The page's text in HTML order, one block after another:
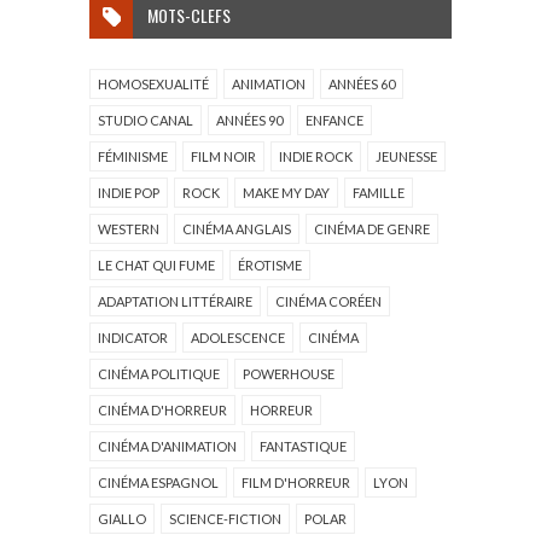
MOTS-CLEFS
HOMOSEXUALITÉ ANIMATION ANNÉES 60
STUDIO CANAL ANNÉES 90 ENFANCE
FÉMINISME FILM NOIR INDIE ROCK JEUNESSE
INDIE POP ROCK MAKE MY DAY FAMILLE
WESTERN CINÉMA ANGLAIS CINÉMA DE GENRE
LE CHAT QUI FUME ÉROTISME
ADAPTATION LITTÉRAIRE CINÉMA CORÉEN
INDICATOR ADOLESCENCE CINÉMA
CINÉMA POLITIQUE POWERHOUSE
CINÉMA D'HORREUR HORREUR
CINÉMA D'ANIMATION FANTASTIQUE
CINÉMA ESPAGNOL FILM D'HORREUR LYON
GIALLO SCIENCE-FICTION POLAR